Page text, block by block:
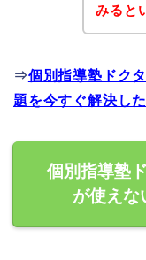
みると
⇒個別指導塾ドク
題を今すぐ解決し
個別指導塾
が使えな